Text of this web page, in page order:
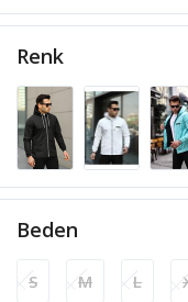
Renk
Beden
S M L